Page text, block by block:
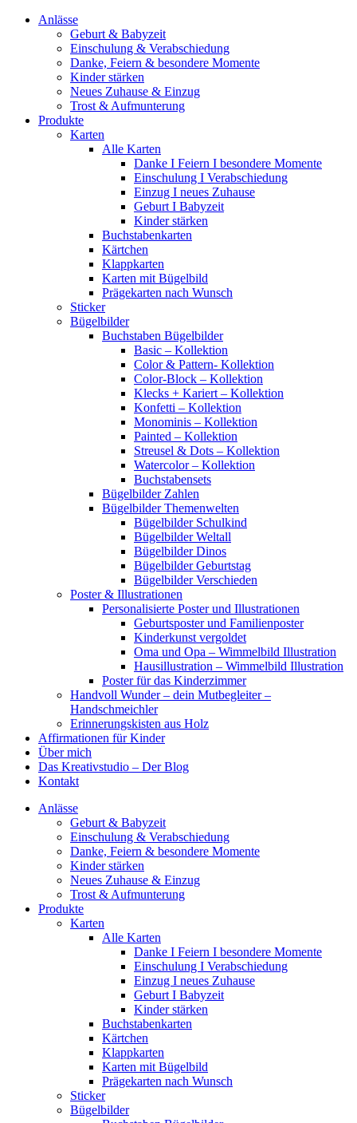
Anlässe
Geburt & Babyzeit
Einschulung & Verabschiedung
Danke, Feiern & besondere Momente
Kinder stärken
Neues Zuhause & Einzug
Trost & Aufmunterung
Produkte
Karten
Alle Karten
Danke I Feiern I besondere Momente
Einschulung I Verabschiedung
Einzug I neues Zuhause
Geburt I Babyzeit
Kinder stärken
Buchstabenkarten
Kärtchen
Klappkarten
Karten mit Bügelbild
Prägekarten nach Wunsch
Sticker
Bügelbilder
Buchstaben Bügelbilder
Basic – Kollektion
Color & Pattern- Kollektion
Color-Block – Kollektion
Klecks + Kariert – Kollektion
Konfetti – Kollektion
Monominis – Kollektion
Painted – Kollektion
Streusel & Dots – Kollektion
Watercolor – Kollektion
Buchstabensets
Bügelbilder Zahlen
Bügelbilder Themenwelten
Bügelbilder Schulkind
Bügelbilder Weltall
Bügelbilder Dinos
Bügelbilder Geburtstag
Bügelbilder Verschieden
Poster & Illustrationen
Personalisierte Poster und Illustrationen
Geburtsposter und Familienposter
Kinderkunst vergoldet
Oma und Opa – Wimmelbild Illustration
Hausillustration – Wimmelbild Illustration
Poster für das Kinderzimmer
Handvoll Wunder – dein Mutbegleiter –
Handschmeichler
Erinnerungskisten aus Holz
Affirmationen für Kinder
Über mich
Das Kreativstudio – Der Blog
Kontakt
Anlässe
Geburt & Babyzeit
Einschulung & Verabschiedung
Danke, Feiern & besondere Momente
Kinder stärken
Neues Zuhause & Einzug
Trost & Aufmunterung
Produkte
Karten
Alle Karten
Danke I Feiern I besondere Momente
Einschulung I Verabschiedung
Einzug I neues Zuhause
Geburt I Babyzeit
Kinder stärken
Buchstabenkarten
Kärtchen
Klappkarten
Karten mit Bügelbild
Prägekarten nach Wunsch
Sticker
Bügelbilder